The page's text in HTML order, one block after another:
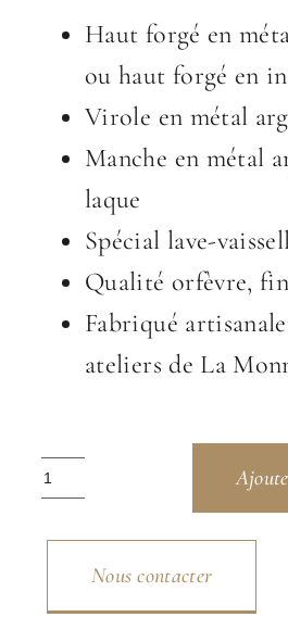
Haut forgé en
ou haut forgé en
Virole en métal
Manche en métal
laque
Spécial lave-
Qualité orfèvre,
Fabriqué
ateliers de La
quantité
Lignes
Nous contacter